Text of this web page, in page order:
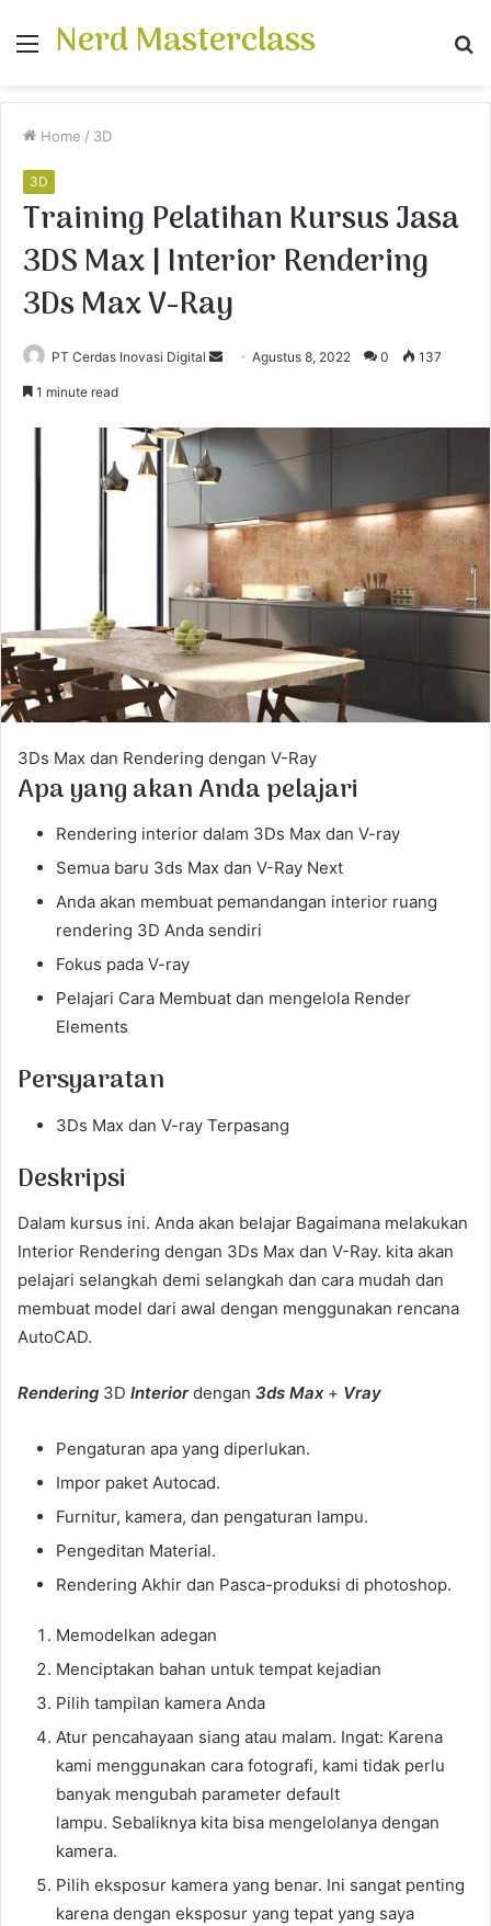
Menu
Nerd Masterclass
Home / 3D
3D
Training Pelatihan Kursus Jasa
3DS Max | Interior Rendering
3Ds Max V-Ray
PT Cerdas Inovasi Digital
m
a
i
Agustus 8, 2022 0 137
1 minute read
3Ds Max dan Rendering dengan V-Ray
Apa yang akan Anda pelajari
Rendering interior dalam 3Ds Max dan V-ray
Semua baru 3ds Max dan V-Ray Next
Anda akan membuat pemandangan interior ruang
rendering 3D Anda sendiri
Fokus pada V-ray
Pelajari Cara Membuat dan mengelola Render
Elements
Persyaratan
3Ds Max dan V-ray Terpasang
Deskripsi
Dalam kursus ini. Anda akan belajar Bagaimana melakukan
Interior Rendering dengan 3Ds Max dan V-Ray. kita akan
pelajari selangkah demi selangkah dan cara mudah dan
membuat model dari awal dengan menggunakan rencana
AutoCAD.
Rendering 3D Interiordengan 3ds Max+ Vray
Pengaturan apa yang diperlukan.
Impor paket Autocad.
Furnitur, kamera, dan pengaturan lampu.
Pengeditan Material.
Rendering Akhir dan Pasca-produksi di photoshop.
Memodelkan adegan
Menciptakan bahan untuk tempat kejadian
Pilih tampilan kamera Anda
Atur pencahayaan siang atau malam. Ingat: Karena
kami menggunakan cara fotografi, kami tidak perlu
banyak mengubah parameter default
lampu. Sebaliknya kita bisa mengelolanya dengan
kamera.
Pilih eksposur kamera yang benar. Ini sangat penting
karena dengan eksposur yang tepat yang saya